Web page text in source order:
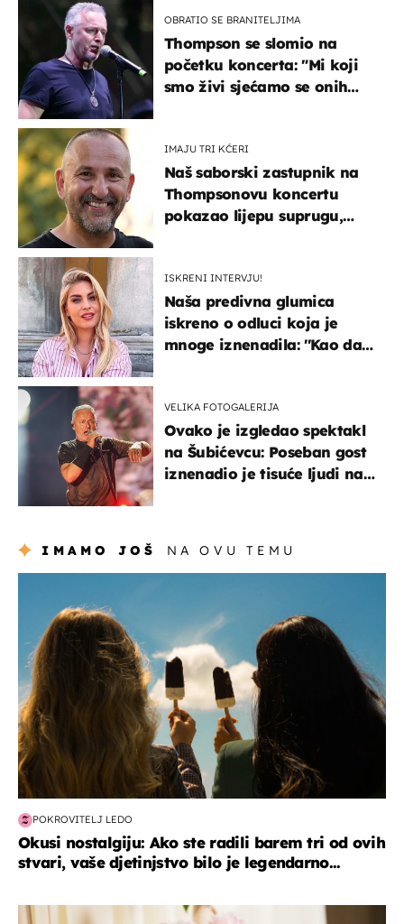
OBRATIO SE BRANITELJIMA
Thompson se slomio na
početku koncerta: "Mi koji
smo živi sjećamo se onih
IMAJU TRI KĆERI
Naš saborski zastupnik na
Thompsonovu koncertu
pokazao lijepu suprugu,
ISKRENI INTERVJU!
Naša predivna glumica
iskreno o odluci koja je
mnoge iznenadila: ''Kao da
VELIKA FOTOGALERIJA
Ovako je izgledao spektakl
na Šubićevcu: Poseban gost
iznenadio je tisuće ljudi na
IMAMO JOŠ NA OVU TEMU
POKROVITELJ LEDO
Okusi nostalgiju: Ako ste radili barem tri od ovih
stvari, vaše djetinjstvo bilo je legendarno...
moda & ljepota